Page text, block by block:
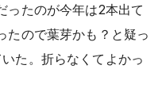
ったのが今年は2本出て
たので葉芽かも？と疑っ
た。折らなくてよかっ